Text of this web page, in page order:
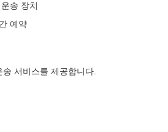
송 장치
예약
서비스를 제공합니다.